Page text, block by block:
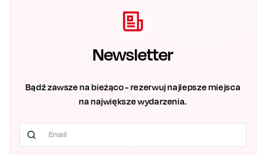
Newsletter
Bądź zawsze na bieżąco - rezerwuj najlepsze miejsca
na największe wydarzenia.